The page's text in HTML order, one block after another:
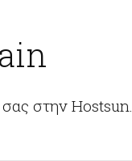
στην Hostsun.